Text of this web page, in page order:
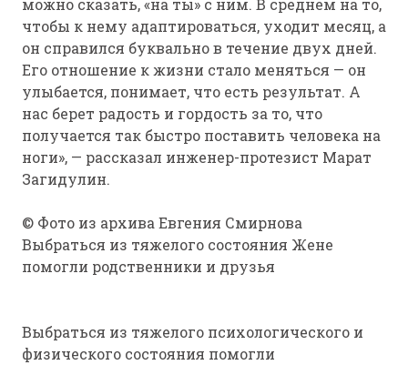
можно сказать, «на ты» с ним. В среднем на то,
чтобы к нему адаптироваться, уходит месяц, а
он справился буквально в течение двух дней.
Его отношение к жизни стало меняться — он
улыбается, понимает, что есть результат. А
нас берет радость и гордость за то, что
получается так быстро поставить человека на
ноги», — рассказал инженер-протезист Марат
Загидулин.
© Фото из архива Евгения Смирнова
Выбраться из тяжелого состояния Жене
помогли родственники и друзья
Выбраться из тяжелого психологического и
физического состояния помогли